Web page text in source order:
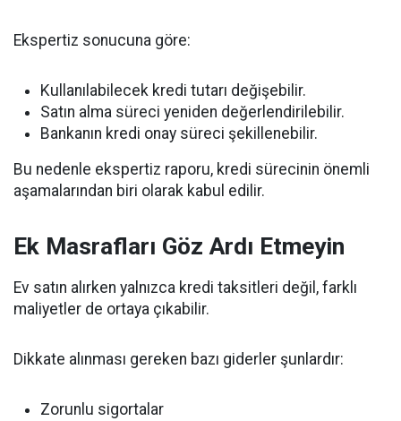
Ekspertiz sonucuna göre:
Kullanılabilecek kredi tutarı değişebilir.
Satın alma süreci yeniden değerlendirilebilir.
Bankanın kredi onay süreci şekillenebilir.
Bu nedenle ekspertiz raporu, kredi sürecinin önemli
aşamalarından biri olarak kabul edilir.
Ek Masrafları Göz Ardı Etmeyin
Ev satın alırken yalnızca kredi taksitleri değil, farklı
maliyetler de ortaya çıkabilir.
Dikkate alınması gereken bazı giderler şunlardır:
Zorunlu sigortalar